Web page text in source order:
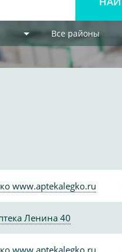
Все районы
www.aptekalegko.ru
Ленина 40
www.aptekalegko.ru